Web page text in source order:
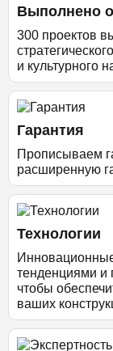
Выполнено
300 проектов
и культурного
Гарантия
Прописываем
расширенную
Технологии
тенденциями и
чтобы
ваших